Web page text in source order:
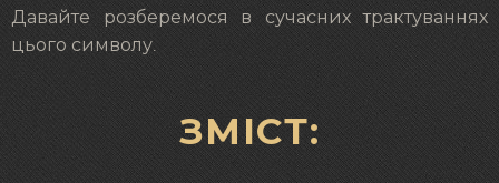
Давайте розберемося в сучасних трактуваннях
цього символу.
ЗМІСТ: